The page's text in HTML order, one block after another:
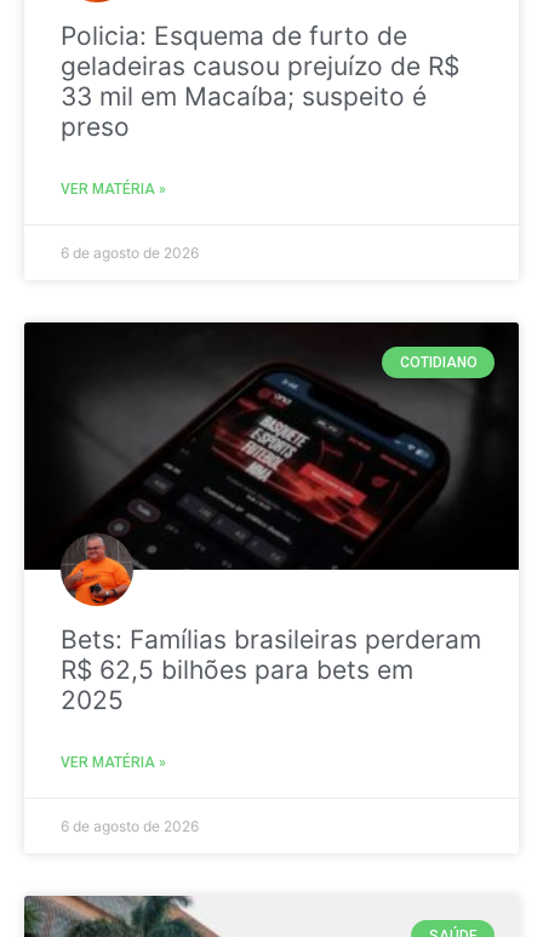
Policia: Esquema de furto de
geladeiras causou prejuízo de R$
33 mil em Macaíba; suspeito é
preso
VER MATÉRIA »
6 de agosto de 2026
COTIDIANO
Bets: Famílias brasileiras perderam
R$ 62,5 bilhões para bets em
2025
VER MATÉRIA »
6 de agosto de 2026